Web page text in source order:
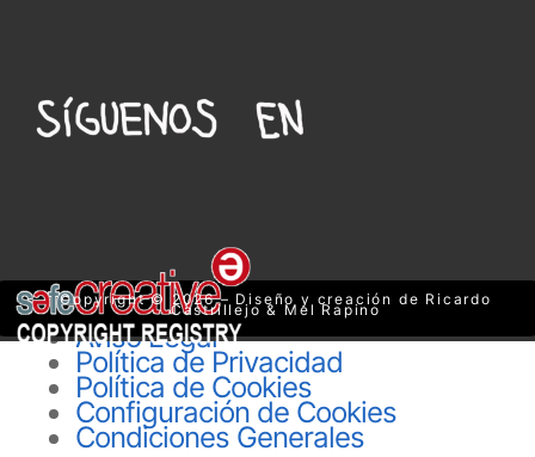
Copyright © 2026 – Diseño y creación de Ricardo
Castrillejo & Mel Rapino
Aviso Legal
Política de Privacidad
Política de Cookies
Configuración de Cookies
Condiciones Generales